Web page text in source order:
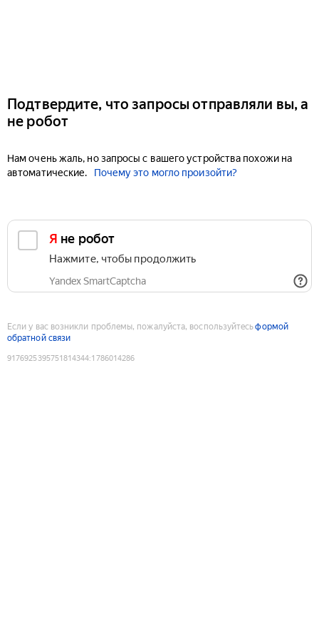
Подтвердите, что запросы отправляли вы, а
не робот
Нам очень жаль, но запросы с вашего устройства похожи на
автоматические.
Почему это могло произойти?
Я не робот
Нажмите, чтобы продолжить
Yandex SmartCaptcha
Если у вас возникли проблемы, пожалуйста, воспользуйтесьформой
обратной связи
9176925395751814344:1786014286